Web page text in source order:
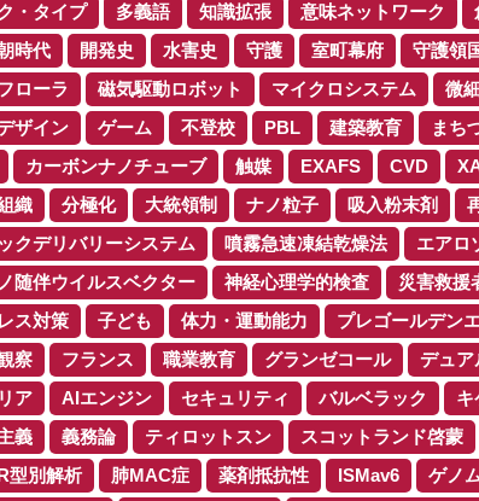
・タイプ
多義語 知識拡張 意味ネットワーク
時代
開発史 水害史 守護 室町幕府 守護領
ローラ
磁気駆動ロボット マイクロシステム 微
ザイン
ゲーム 不登校 PBL 建築教育 まち
カーボンナノチューブ 触媒 EXAFS CVD
織
分極化 大統領制 ナノ粒子 吸入粉末剤
クデリバリーシステム
噴霧急速凍結乾燥法 エアロ
随伴ウイルスベクター
神経心理学的検査 災害救援
ス対策
子ども 体力・運動能力 プレゴールデン
察
フランス 職業教育 グランゼコール デュア
ア
AIエンジン セキュリティ バルベラック キ
義
義務論 ティロットスン スコットランド啓蒙
型別解析
肺MAC症 薬剤抵抗性 ISMav6 ゲノ